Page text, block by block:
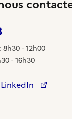
- 12h00
- 16h30